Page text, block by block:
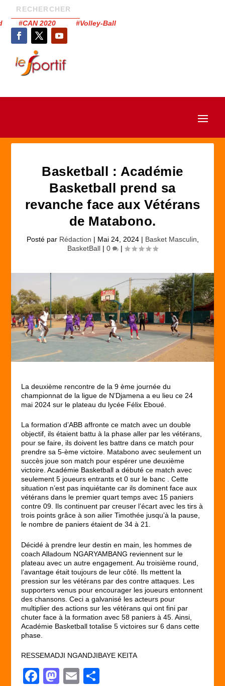
#CAN 2020 #Volley-Ball
Basketball : Académie
Basketball prend sa
revanche face aux Vétérans
de Matabono.
Posté par Rédaction | Mai 24, 2024| Basket Masculin
BasketBall | 0 |
La deuxième rencontre de la 9 ème journée du
championnat de la ligue de N’Djamena a eu lieu ce 24
mai 2024 sur le plateau du lycée Félix Eboué.
La formation d’ABB affronte ce match avec un double
objectif, ils étaient battu à la phase aller par les vétérans,
pour se faire, ils doivent les battre dans ce match pour
prendre sa 5-ème victoire. Matabono avec seulement un
succès joue son match pour espérer une deuxième
victoire. Académie Basketball a débuté ce match avec
seulement 5 joueurs entrants et 0 sur le banc . Cette
situation n’est pas inquiétante car ils dominent face aux
vétérans dans le premier quart temps avec 15 paniers
contre 09. Ils continuent par creuser l’écart avec les tirs à
trois points grâce à son ailier Timothée jusqu’à la pause,
le nombre de paniers étaient de 34 à 21.
Décidé à prendre leur destin en main, les hommes de
coach Alladoum NGARYAMBANG reviennent sur le
plateau avec un autre engagement. Au troisième round,
l’avantage était toujours de leur côté. Ils mettent la
pression sur les vétérans par des contre attaques. Les
supporters venus pour encourager les joueurs entonnent
des chansons. Ceci a galvanisé les acteurs pour
multiplier des actions sur les vétérans qui ont fini par
chuter face à la formation avec 58 paniers à 45. Ainsi,
Académie Basketball totalise 5 victoires sur 6 dans cette
phase.
RESSEMADJI NGANDJIBAYE KEITA
F
M
E